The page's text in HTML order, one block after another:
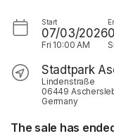
Start
07/03/2026
Fri 10:00 AM
Stadtpark
Lindenstraße
06449
Germany
The sale has